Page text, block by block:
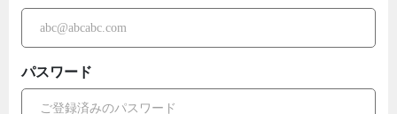
パスワード